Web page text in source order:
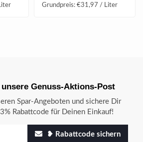
Grundpreis: €31,97 / Liter
Genuss-Aktions-Post
Spar-Angeboten und sichere Dir
Rabattcode für Deinen Einkauf!
❥ Rabattcode sichern